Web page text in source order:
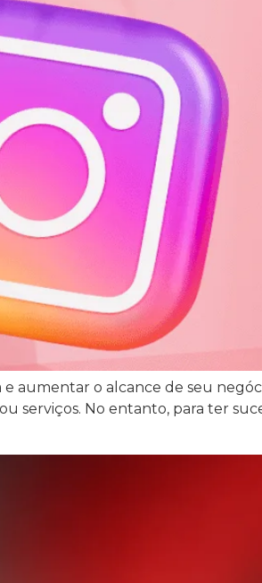
aumentar o alcance de seu
serviços. No entanto, para ter